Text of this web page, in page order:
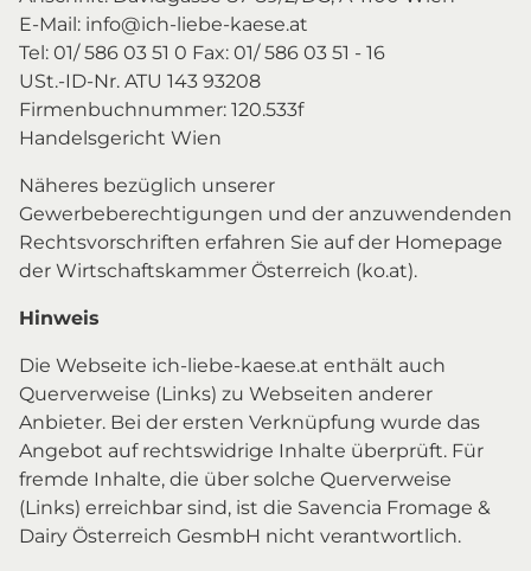
E-Mail: info@ich-liebe-kaese.at
Tel: 01/ 586 03 51 0 Fax: 01/ 586 03 51 - 16
USt.-ID-Nr. ATU 143 93208
Firmenbuchnummer: 120.533f
Handelsgericht Wien
Näheres bezüglich unserer
Gewerbeberechtigungen und der anzuwendenden
Rechtsvorschriften erfahren Sie auf der Homepage
der Wirtschaftskammer Österreich (ko.at).
Hinweis
Die Webseite ich-liebe-kaese.at enthält auch
Querverweise (Links) zu Webseiten anderer
Anbieter. Bei der ersten Verknüpfung wurde das
Angebot auf rechtswidrige Inhalte überprüft. Für
fremde Inhalte, die über solche Querverweise
(Links) erreichbar sind, ist die Savencia Fromage &
Dairy Österreich GesmbH nicht verantwortlich.